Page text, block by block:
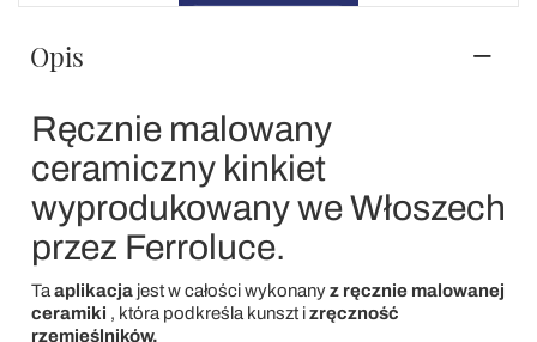
Opis
Ręcznie malowany
ceramiczny kinkiet
wyprodukowany we Włoszech
przez Ferroluce.
Ta aplikacja jest w całości wykonanyz ręcznie malowanej
ceramiki , która podkreśla kunszt izręczność
rzemieślników.